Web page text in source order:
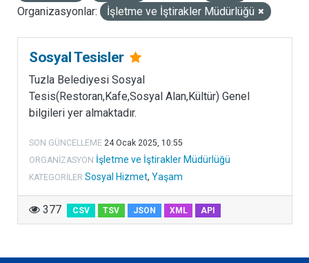
Organizasyonlar:
İşletme ve İştirakler Müdürlüğü
Sosyal Tesisler
Tuzla Belediyesi Sosyal
Tesis(Restoran,Kafe,Sosyal Alan,Kültür) Genel
bilgileri yer almaktadır.
SON GÜNCELLEME 24 Ocak 2025, 10:55
ORGANIZASYON İşletme ve İştirakler Müdürlüğü
KATEGORILER Sosyal Hizmet, Yaşam
377 CSV TSV JSON XML API